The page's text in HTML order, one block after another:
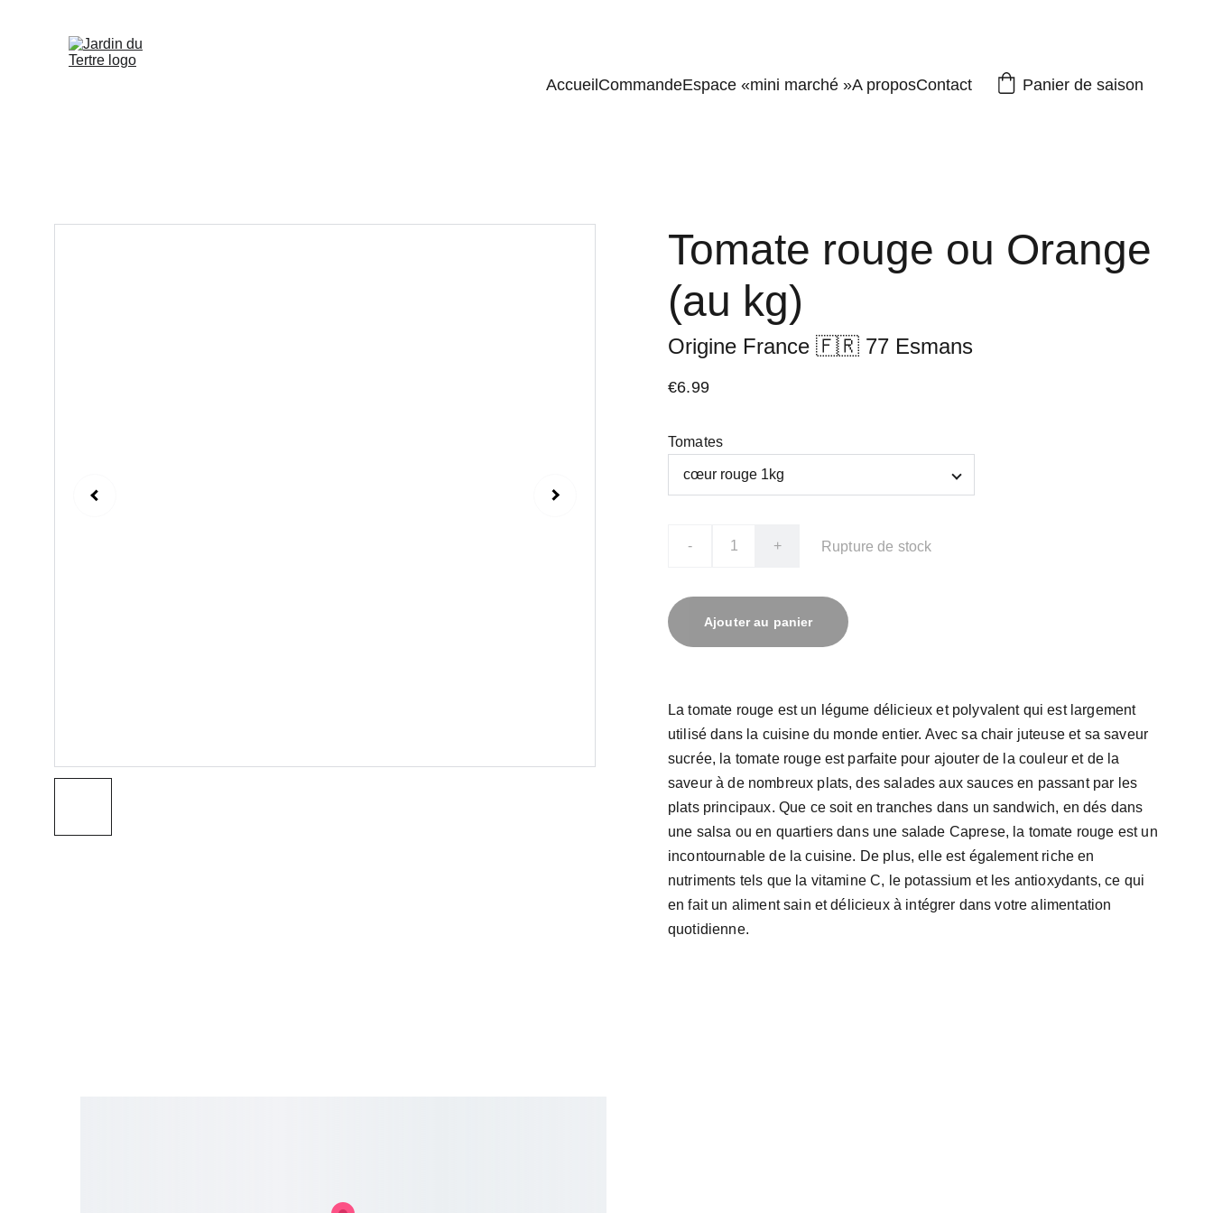
Accueil CommandeEspace «mini marché »A proposContact Panier de saison
Tomate rouge ou Orange
(au kg)
Origine France 🇫🇷 77 Esmans
€6.99
Tomates
- + Rupture de stock
Ajouter au panier
La tomate rouge est un légume délicieux et polyvalent qui est largement
utilisé dans la cuisine du monde entier. Avec sa chair juteuse et sa saveur
sucrée, la tomate rouge est parfaite pour ajouter de la couleur et de la
saveur à de nombreux plats, des salades aux sauces en passant par les
plats principaux. Que ce soit en tranches dans un sandwich, en dés dans
une salsa ou en quartiers dans une salade Caprese, la tomate rouge est un
incontournable de la cuisine. De plus, elle est également riche en
nutriments tels que la vitamine C, le potassium et les antioxydants, ce qui
en fait un aliment sain et délicieux à intégrer dans votre alimentation
quotidienne.